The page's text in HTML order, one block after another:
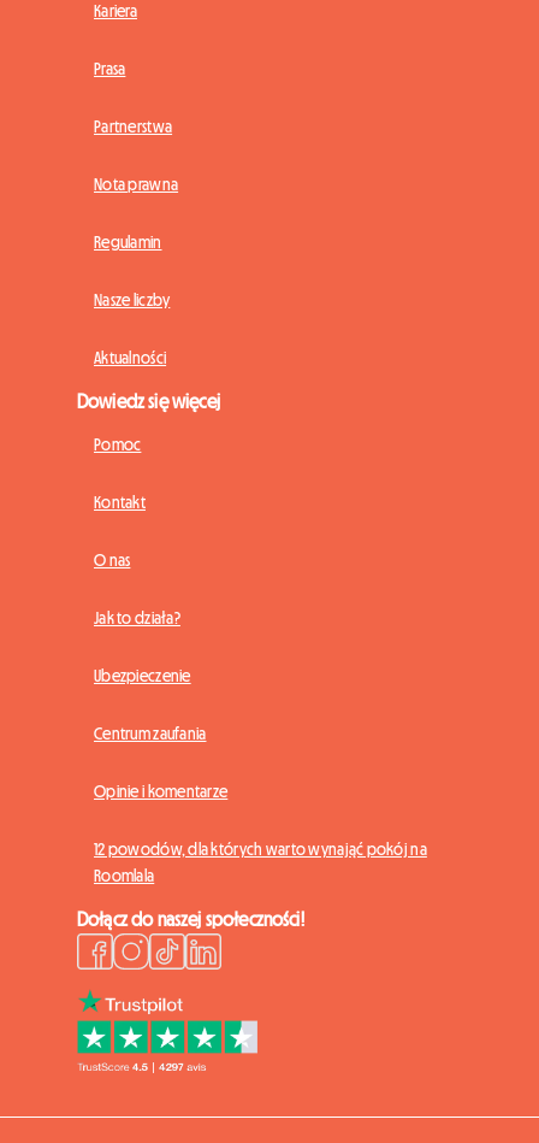
Kariera
Prasa
Partnerstwa
Nota prawna
Regulamin
Nasze liczby
Aktualności
Dowiedz się więcej
Pomoc
Kontakt
O nas
Jak to działa?
Ubezpieczenie
Centrum zaufania
Opinie i komentarze
12 powodów, dla których warto wynająć pokój na
Roomlala
Dołącz do naszej społeczności!